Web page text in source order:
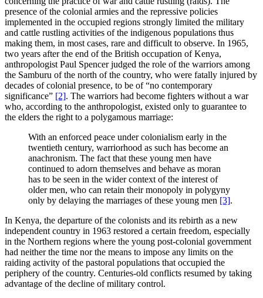
presence of the colonial armies and the repressive policies
implemented in the occupied regions strongly limited the military
and cattle rustling activities of the indigenous populations thus
making them, in most cases, rare and difficult to observe. In 1965,
two years after the end of the British occupation of Kenya,
anthropologist Paul Spencer judged the role of the warriors among
the Samburu of the north of the country, who were fatally injured by
decades of colonial presence, to be of “no contemporary
significance” [2]. The warriors had become fighters without a war
who, according to the anthropologist, existed only to guarantee to
the elders the right to a polygamous marriage:
With an enforced peace under colonialism early in the
twentieth century, warriorhood as such has become an
anachronism. The fact that these young men have
continued to adorn themselves and behave as moran
has to be seen in the wider context of the interest of
older men, who can retain their monopoly in polygyny
only by delaying the marriages of these young men [3].
In Kenya, the departure of the colonists and its rebirth as a new
independent country in 1963 restored a certain freedom, especially
in the Northern regions where the young post-colonial government
had neither the time nor the means to impose any limits on the
raiding activity of the pastoral populations that occupied the
periphery of the country. Centuries-old conflicts resumed by taking
advantage of the decline of military control.